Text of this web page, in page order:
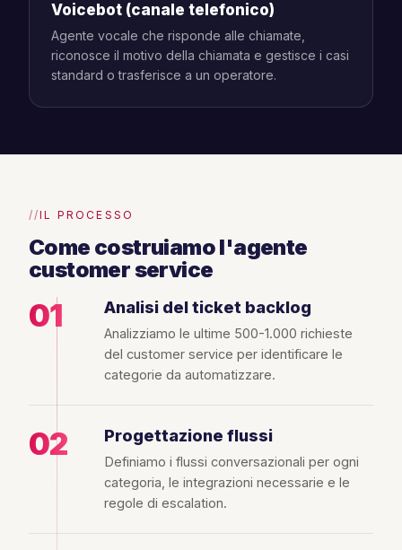
Voicebot (canale telefonico)
Agente vocale che risponde alle chiamate,
riconosce il motivo della chiamata e gestisce i casi
standard o trasferisce a un operatore.
IL PROCESSO
Come costruiamo l'agente
customer service
01 Analisi del ticket backlog
Analizziamo le ultime 500-1.000 richieste
del customer service per identificare le
categorie da automatizzare.
02 Progettazione flussi
Definiamo i flussi conversazionali per ogni
categoria, le integrazioni necessarie e le
regole di escalation.